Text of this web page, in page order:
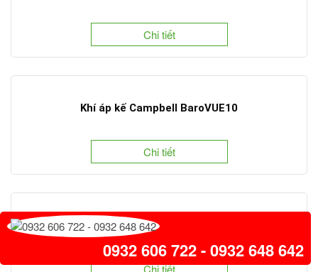
Chi tiết
Khí áp kế Campbell BaroVUE10
Chi tiết
Máy phát hiện mưa Campbell Scientific
Chi tiết
0932 606 722 - 0932 648 642